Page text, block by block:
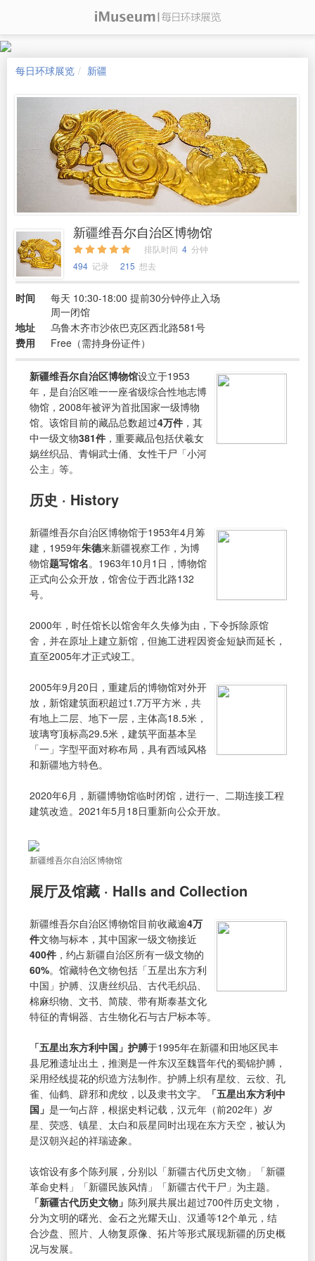
每日环球展览 新疆
新疆维吾尔自治区博物馆
排队时间 4 分钟
494 记录 215 想去
时间
每天 10:30-18:00 提前30分钟停止入场
周一闭馆
地址
乌鲁木齐市沙依巴克区西北路581号
费用
Free（需持身份证件）
新疆维吾尔自治区博物馆设立于1953
年，是自治区唯一一座省级综合性地志博
物馆，2008年被评为首批国家一级博物
馆。该馆目前的藏品总数超过4万件 ，其
中一级文物381件 ，重要藏品包括伏羲女
娲丝织品、青铜武士俑、女性干尸「小河
公主」等。
历史 · History
新疆维吾尔自治区博物馆于1953年4月筹
建，1959年朱德来新疆视察工作，为博
物馆题写馆名。1963年10月1日，博物馆
正式向公众开放，馆舍位于西北路132
号。
2000年，时任馆长以馆舍年久失修为由，下令拆除原馆
舍，并在原址上建立新馆，但施工进程因资金短缺而延长，
直至2005年才正式竣工。
2005年9月20日，重建后的博物馆对外开
放，新馆建筑面积超过1.7万平方米，共
有地上二层、地下一层，主体高18.5米，
玻璃穹顶标高29.5米，建筑平面基本呈
「一」字型平面对称布局，具有西域风格
和新疆地方特色。
2020年6月，新疆博物馆临时闭馆，进行一、二期连接工程
建筑改造。2021年5月18日重新向公众开放。
新疆维吾尔自治区博物馆
展厅及馆藏 · Halls and Collection
新疆维吾尔自治区博物馆目前收藏逾4万
件文物与标本，其中国家一级文物接近
400件 ，约占新疆自治区所有一级文物的
60%。馆藏特色文物包括「五星出东方利
中国」护膊、汉唐丝织品、古代毛织品、
棉麻织物、文书、简牍、带有斯泰基文化
特征的青铜器、古生物化石与古尸标本等。
「五星出东方利中国」护膊于1995年在新疆和田地区民丰
县尼雅遗址出土，推测是一件东汉至魏晋年代的蜀锦护膊，
采用经线提花的织造方法制作。护膊上织有星纹、云纹、孔
雀、仙鹤、辟邪和虎纹，以及隶书文字。
「五星出东方利中
国」 是一句占辞，根据史料记载，汉元年（前202年）岁
星、荧惑、镇星、太白和辰星同时出现在东方天空，被认为
是汉朝兴起的祥瑞迹象。
该馆设有多个陈列展，分别以「新疆古代历史文物」「新疆
革命史料」「新疆民族风情」「新疆古代干尸」为主题。
「新疆古代历史文物」 陈列展共展出超过700件历史文物，
分为文明的曙光、金石之光耀天山、汉通等12个单元，结
合沙盘、照片、人物复原像、拓片等形式展现新疆的历史概
况与发展。